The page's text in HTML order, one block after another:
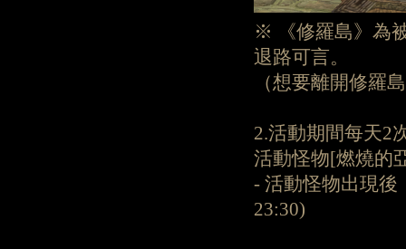
※ 《修羅島》為
退路可言。
（想要離開修羅
2.活動期間每天2
活動怪物[燃燒的
- 活動怪物出現後
23:30)